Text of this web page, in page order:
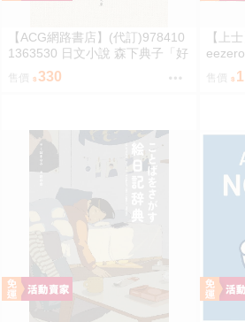
【ACG網路書店】(代訂)978410
1363530 日文小說 森下典子「好
日日記：季節のように生きる」
售價 330
【上
完全
售價